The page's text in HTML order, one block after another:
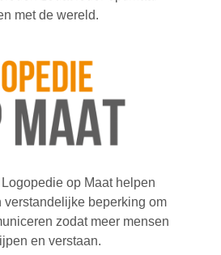
met de wereld.
op Maat helpen
verstandelijke beperking om
zodat meer mensen
en verstaan.